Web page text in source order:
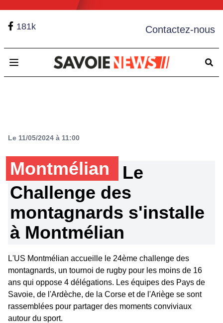
181k Contactez-nous
Open main menu
Le 11/05/2024 à 11:00
Montmélian
Le
Challenge des
montagnards s'installe
à Montmélian
L'US Montmélian accueille le 24ème challenge des
montagnards, un tournoi de rugby pour les moins de 16
ans qui oppose 4 délégations. Les équipes des Pays de
Savoie, de l'Ardèche, de la Corse et de l'Ariège se sont
rassemblées pour partager des moments conviviaux
autour du sport.